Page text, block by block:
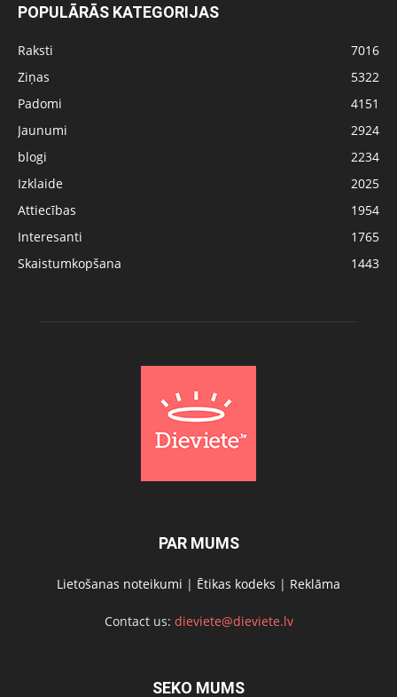
POPULĀRĀS KATEGORIJAS
Raksti
7016
Ziņas
5322
Padomi
4151
Jaunumi
2924
blogi
2234
Izklaide
2025
Attiecības
1954
Interesanti
1765
Skaistumkopšana
1443
PAR MUMS
Lietošanas noteikumi | Ētikas kodeks | Reklāma
Contact us: dieviete@dieviete.lv
SEKO MUMS